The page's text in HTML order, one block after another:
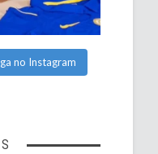
no Instagram